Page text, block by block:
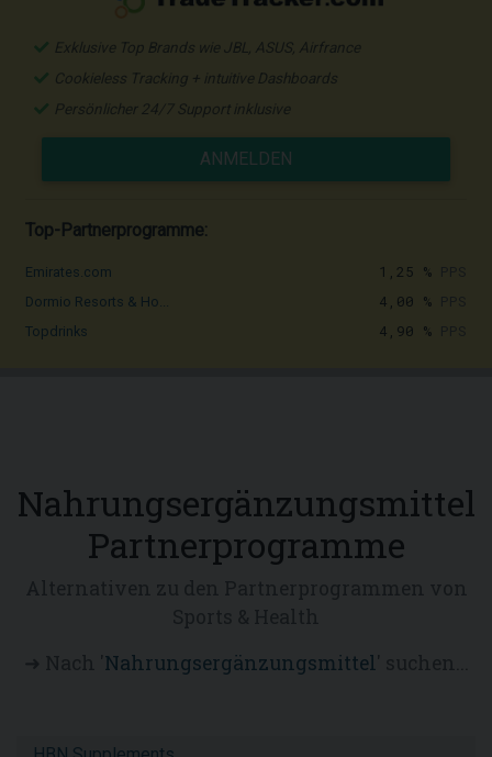
Exklusive Top Brands wie JBL, ASUS, Airfrance
Cookieless Tracking + intuitive Dashboards
Persönlicher 24/7 Support inklusive
ANMELDEN
Top-Partnerprogramme:
Emirates.com 1,25 %
Dormio Resorts & Ho... 4,00 %
Topdrinks 4,90 %
Nahrungsergänzungsmittel
Partnerprogramme
Nahrungsergänzungsmittel